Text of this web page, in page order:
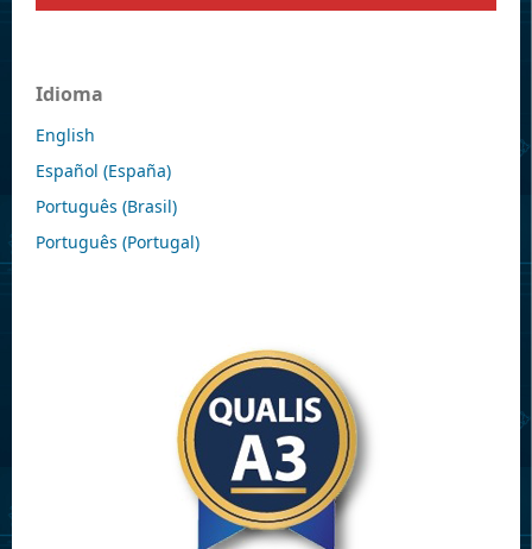
Idioma
English
Español (España)
Português (Brasil)
Português (Portugal)